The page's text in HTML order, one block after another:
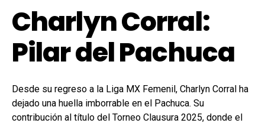
Charlyn Corral:
Pilar del Pachuca
Desde su regreso a la Liga MX Femenil, Charlyn Corral ha
dejado una huella imborrable en el Pachuca. Su
contribución al título del Torneo Clausura 2025, donde el